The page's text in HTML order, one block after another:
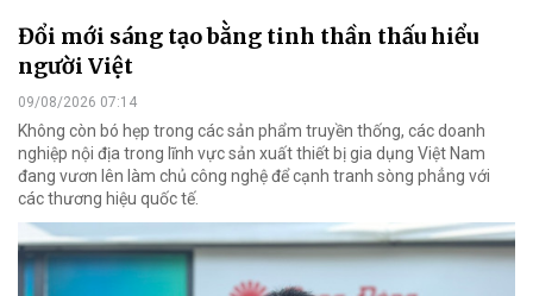
Đổi mới sáng tạo bằng tinh thần thấu hiểu
người Việt
09/08/2026 07:14
Không còn bó hẹp trong các sản phẩm truyền thống, các doanh
nghiệp nội địa trong lĩnh vực sản xuất thiết bị gia dụng Việt Nam
đang vươn lên làm chủ công nghệ để cạnh tranh sòng phẳng với
các thương hiệu quốc tế.